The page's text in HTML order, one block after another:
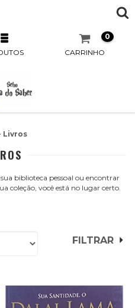
CARRINHO
0
Livros
biblioteca pessoal ou encontrar
coleção, você está no lugar certo.
FILTRAR